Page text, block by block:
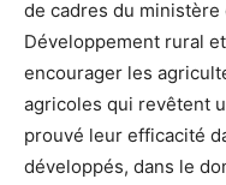
de cadres du ministère
Développement rural
encourager les
agricoles qui revêtent
prouvé leur efficacité
développés, dans le